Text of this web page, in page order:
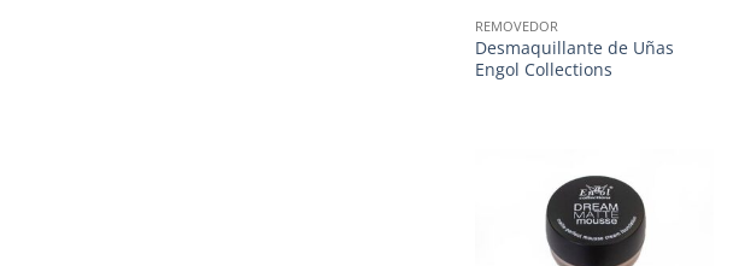
REMOVEDOR
Desmaquillante de Uñas
Engol Collections